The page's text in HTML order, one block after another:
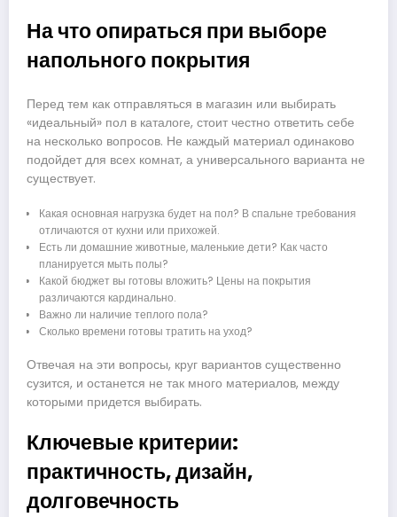
На что опираться при выборе
напольного покрытия
Перед тем как отправляться в магазин или выбирать
«идеальный» пол в каталоге, стоит честно ответить себе
на несколько вопросов. Не каждый материал одинаково
подойдет для всех комнат, а универсального варианта не
существует.
Какая основная нагрузка будет на пол? В спальне требования
отличаются от кухни или прихожей.
Есть ли домашние животные, маленькие дети? Как часто
планируется мыть полы?
Какой бюджет вы готовы вложить? Цены на покрытия
различаются кардинально.
Важно ли наличие теплого пола?
Сколько времени готовы тратить на уход?
Отвечая на эти вопросы, круг вариантов существенно
сузится, и останется не так много материалов, между
которыми придется выбирать.
Ключевые критерии:
практичность, дизайн,
долговечность